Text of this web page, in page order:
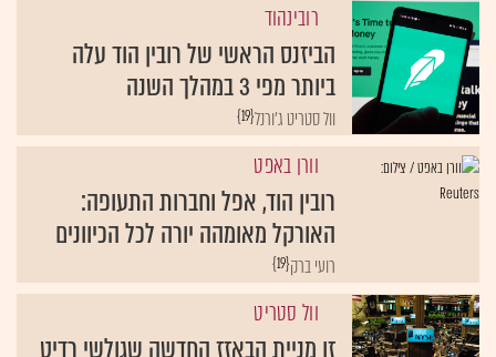
רובינהוד
הביזנס הראשי של רובין הוד עלה
ביותר מפי 3 במהלך השנה
{19}וול סטריט ג'ורנל
וורן באפט
רובין הוד, אפל וחברות התעופה:
האורקל מאומהה יורה לכל הכיוונים
{19}רועי ברק
וול סטריט
זו מניית הבאזז החדשה שגולשי רדיט